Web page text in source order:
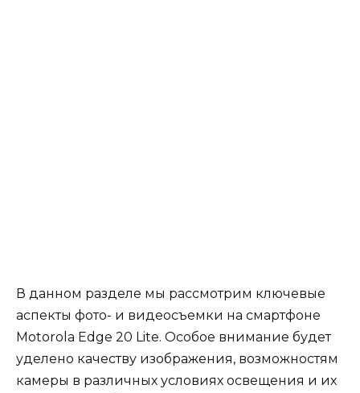
В данном разделе мы рассмотрим ключевые
аспекты фото- и видеосъемки на смартфоне
Motorola Edge 20 Lite. Особое внимание будет
уделено качеству изображения, возможностям
камеры в различных условиях освещения и их